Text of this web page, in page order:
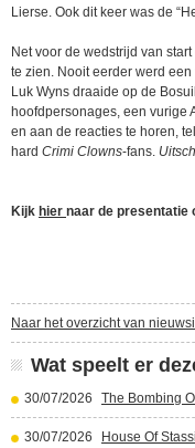
Lierse. Ook dit keer was de
Net voor de wedstrijd van
te zien. Nooit eerder werd
Luk Wyns draaide op de
hoofdpersonages, een vurige
en aan de reacties te horen,
hard Crimi Clowns-fans.
Kijk hier naar de presentatie
Naar het overzicht van
Wat speelt er
30/07/2026 The Bombing
30/07/2026 House Of